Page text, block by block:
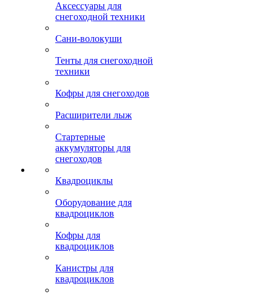
Аксессуары для
снегоходной техники
Сани-волокуши
Тенты для снегоходной
техники
Кофры для снегоходов
Расширители лыж
Стартерные
аккумуляторы для
снегоходов
Квадроциклы
Оборудование для
квадроциклов
Кофры для
квадроциклов
Канистры для
квадроциклов